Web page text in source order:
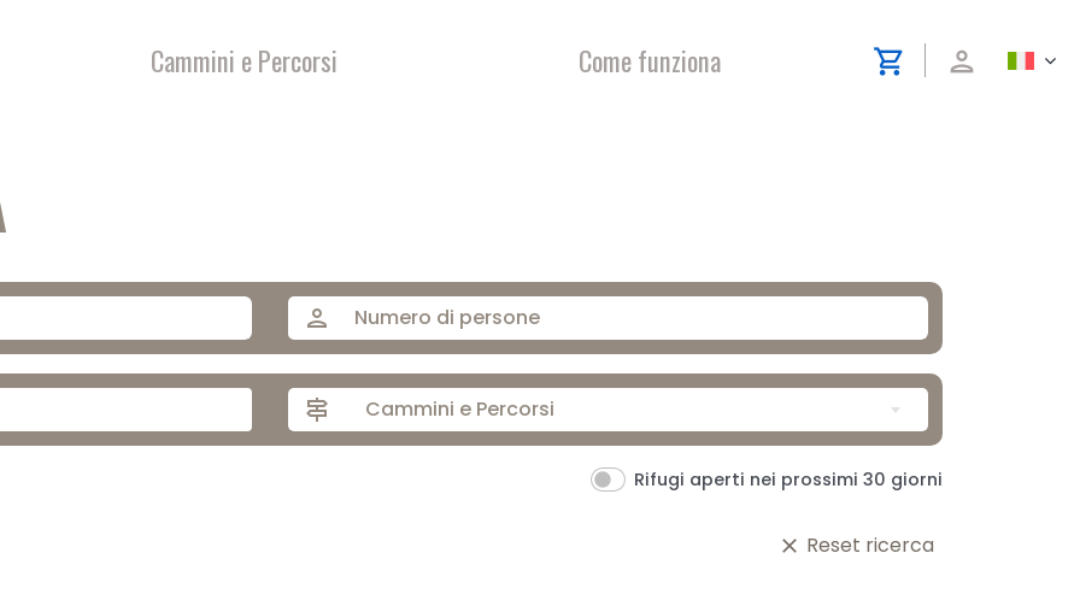
Cammini e Percorsi Come funziona shopping_cart person
person
signpost Cammini e Percorsi
Rifugi aperti nei prossimi 30 giorni
close Reset ricerca